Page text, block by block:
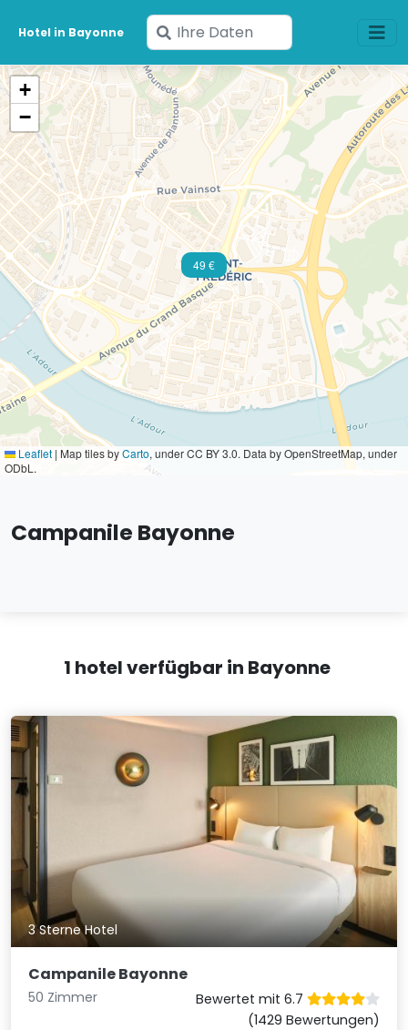
Hotel in Bayonne
Geben
Sie
Ihre
Daten
ein
49 €
+
−
Leaflet | Map tiles byCarto, under CC BY 3.0. Data by OpenStreetMap, under
ODbL.
Campanile Bayonne
1 hotel verfügbar in Bayonne
3 Sterne Hotel
Campanile Bayonne
50 Zimmer
Bewertet mit 6.7
(1429 Bewertungen)